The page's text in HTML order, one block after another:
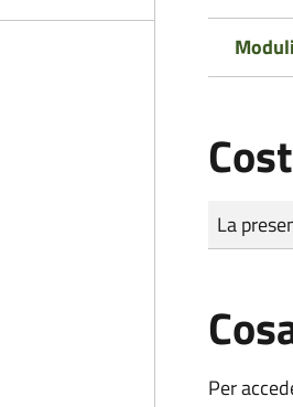
Tipo di
Importo
La
Per